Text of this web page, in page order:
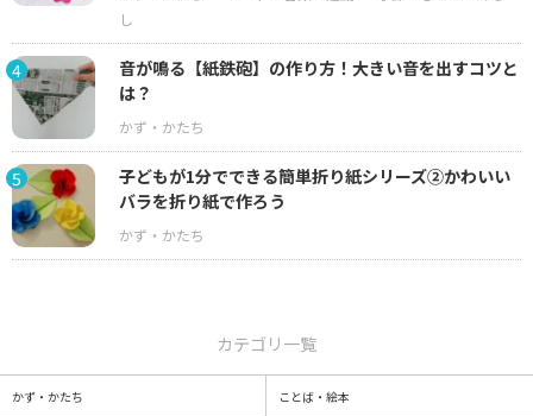
4
音が鳴る【紙鉄砲】の作り方！大きい音を出すコツと
は？
5
子どもが1分でできる簡単折り紙シリーズ②かわいい
バラを折り紙で作ろう
カテゴリ一覧
かず・かたち ことば・絵本